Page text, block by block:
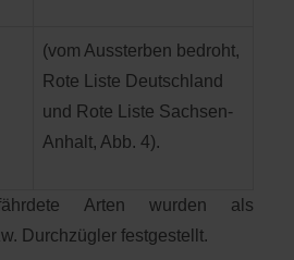
(vom Aussterben bedroht,
Rote Liste Deutschland
und Rote Liste Sachsen-
Anhalt, Abb. 4).
Arten wurden als
Durchzügler festgestellt.